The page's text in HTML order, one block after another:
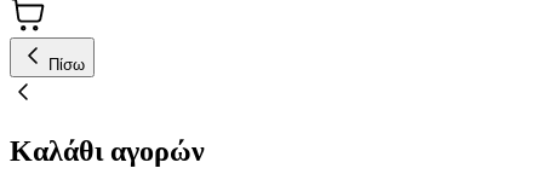
Πίσω
Καλάθι αγορών